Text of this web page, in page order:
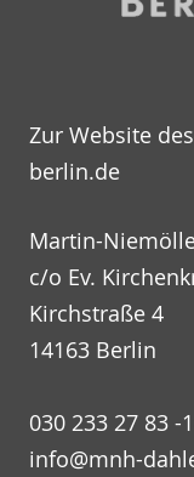
Zur Website
berlin.de
Martin-
c/o Ev.
Kirchstraße 4
14163 Berlin
030 233 27 83 -
info@mnh-